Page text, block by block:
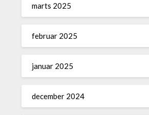
marts 2025
februar 2025
januar 2025
december 2024